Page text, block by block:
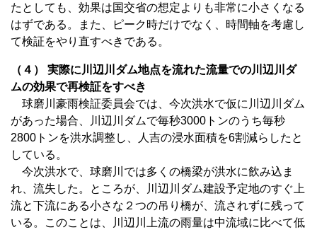
たとしても、効果は国交省の想定よりも非常に小さくなる
はずである。また、ピーク時だけでなく、時間軸を考慮し
て検証をやり直すべきである。
（４） 実際に川辺川ダム地点を流れた流量での川辺川ダ
ムの効果で再検証をすべき
球磨川豪雨検証委員会では、今次洪水で仮に川辺川ダム
があった場合、川辺川ダムで毎秒3000トンのうち毎秒
2800トンを洪水調整し、人吉の浸水面積を6割減らしたと
している。
今次洪水で、球磨川では多くの橋梁が洪水に飲み込ま
れ、流失した。ところが、川辺川ダム建設予定地のすぐ上
流と下流にある小さな２つの吊り橋が、流されずに残って
いる。このことは、川辺川上流の雨量は中流域に比べて低